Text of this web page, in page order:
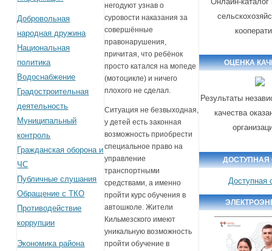
Добровольная
народная дружина
Национальная
политика
Водоснабжение
Градостроительная
деятельность
Муниципальный
контроль
Гражданская оборона и
ЧС
Публичные слушания
Обращение с ТКО
Противодействие
коррупции
Экономика района
негодуют узнав о
суровости наказания за
совершённые
правонарушения,
причитая, что ребёнок
просто катался на мопеде
(мотоцикле) и ничего
плохого не сделал.
Ситуация не безвыходная,
у детей есть законная
возможность приобрести
специальное право на
управление
транспортными
средствами, а именно
пройти курс обучения в
автошколе. Жители
Кильмезского имеют
уникальную возможность
пройти обучение в
ОЦЕНКА
Результаты
качества
ДОСТУПНАЯ
Доступная